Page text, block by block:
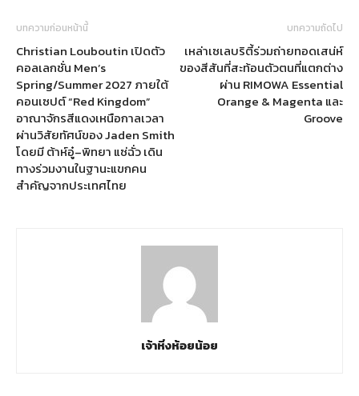
บทความก่อนหน้านี้
Christian Louboutin เปิดตัว
คอลเลกชั่น Men’s
Spring/Summer 2027 ภายใต้
คอนเซปต์ “Red Kingdom”
อาณาจักรสีแดงเหนือกาลเวลา
ผ่านวิสัยทัศน์ของ Jaden Smith
โดยมี ต้าห์อู๋–พิทยา แซ่ฉั่ว เดิน
ทางร่วมงานในฐานะแขกคน
สำคัญจากประเทศไทย
บทความถัดไป
เหล่าเซเลบริตี้ร่วมถ่ายทอดเสน่ห์
ของสีสันที่สะท้อนตัวตนที่แตกต่าง
ผ่าน RIMOWA Essential
Orange & Magenta และ
Groove
เจ้าหิ่งห้อยน้อย